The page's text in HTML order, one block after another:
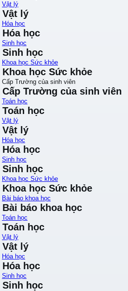
Vật lý
Vật lý
Hóa học
Hóa học
Sinh học
Sinh học
Khoa học Sức khỏe
Khoa học Sức khỏe
Cấp Trường của sinh viên
Cấp Trường của sinh viên
Toán học
Toán học
Vật lý
Vật lý
Hóa học
Hóa học
Sinh học
Sinh học
Khoa học Sức khỏe
Khoa học Sức khỏe
Bài báo khoa học
Bài báo khoa học
Toán học
Toán học
Vật lý
Vật lý
Hóa học
Hóa học
Sinh học
Sinh học